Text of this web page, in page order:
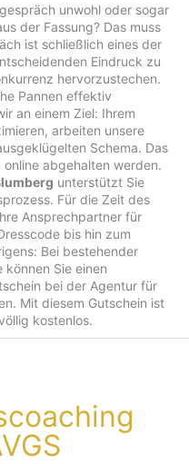
unwohl oder sogar
der Fassung? Das muss
ist schließlich eines der
Eindruck zu
hervorzustechen.
Pannen effektiv
an einem Ziel: Ihrem
arbeiten unsere
Schema. Das
abgehalten werden.
unterstützt Sie
Für die Zeit des
Ansprechpartner für
bis hin zum
Bei bestehender
Sie einen
bei der Agentur für
Mit diesem Gutschein ist
kostenlos.